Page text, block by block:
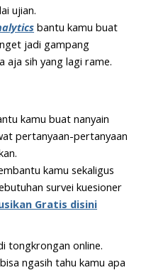
ujian.
bantu kamu buat
jadi gampang
aja sih yang lagi rame.
kamu buat nanyain
pertanyaan-pertanyaan
kamu sekaligus
survei kuesioner
Gratis disini
tongkrongan online.
ngasih tahu kamu apa